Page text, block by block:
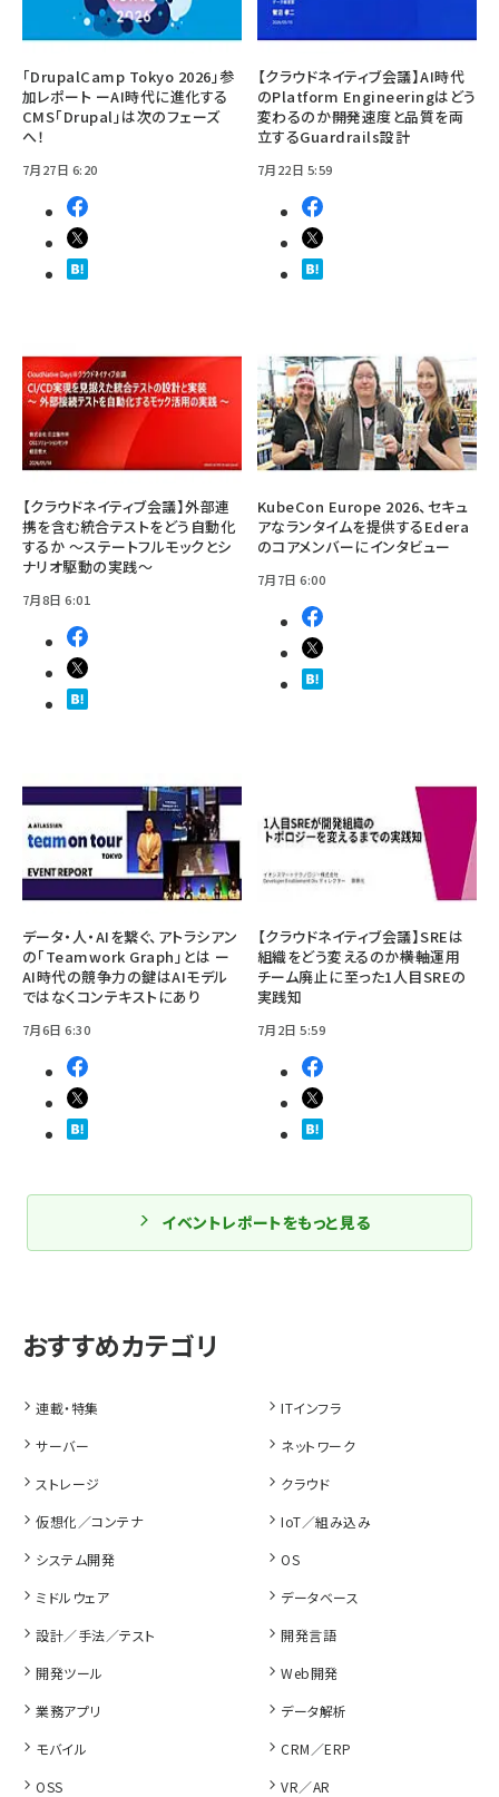
「DrupalCamp Tokyo 2026」参
加レポート ーAI時代に進化する
CMS「Drupal」は次のフェーズ
へ！
7月27日 6:20
【クラウドネイティブ会議】AI時代
のPlatform Engineeringはどう
変わるのか――開発速度と品質を両
立するGuardrails設計
7月22日 5:59
【クラウドネイティブ会議】外部連
携を含む統合テストをどう自動化
するか ～ステートフルモックとシ
ナリオ駆動の実践～
7月8日 6:01
KubeCon Europe 2026、セキュ
アなランタイムを提供するEdera
のコアメンバーにインタビュー
7月7日 6:00
データ・人・AIを繋ぐ、アトラシアン
の「Teamwork Graph」とは ー
AI時代の競争力の鍵はAIモデル
ではなくコンテキストにあり
7月6日 6:30
【クラウドネイティブ会議】SREは
組織をどう変えるのか――横軸運用
チーム廃止に至った1人目SREの
実践知
7月2日 5:59
イベントレポートをもっと見る
連載・特集
ITインフラ
サーバー
ネットワーク
ストレージ
クラウド
仮想化／コンテナ
IoT／組み込み
システム開発
OS
ミドルウェア
データベース
設計／手法／テスト
開発言語
開発ツール
Web開発
業務アプリ
データ解析
モバイル
CRM／ERP
OSS
VR／AR